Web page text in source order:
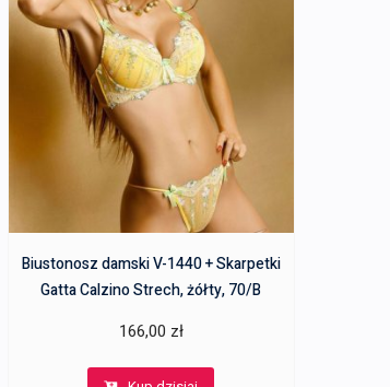
Biustonosz damski V-1440 + Skarpetki
Gatta Calzino Strech, żółty, 70/B
166,00 zł